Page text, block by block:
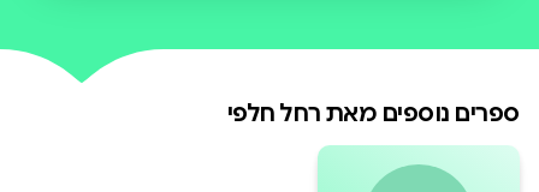
ספרים נוספים מאת רחל חלפי